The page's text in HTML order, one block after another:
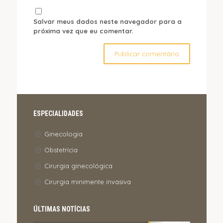
Salvar meus dados neste navegador para a
próxima vez que eu comentar.
ESPECIALIDADES
Ginecologia
Obstetrícia
Cirurgia ginecológica
Cirurgia minimente invasiva
ÚLTIMAS NOTÍCIAS